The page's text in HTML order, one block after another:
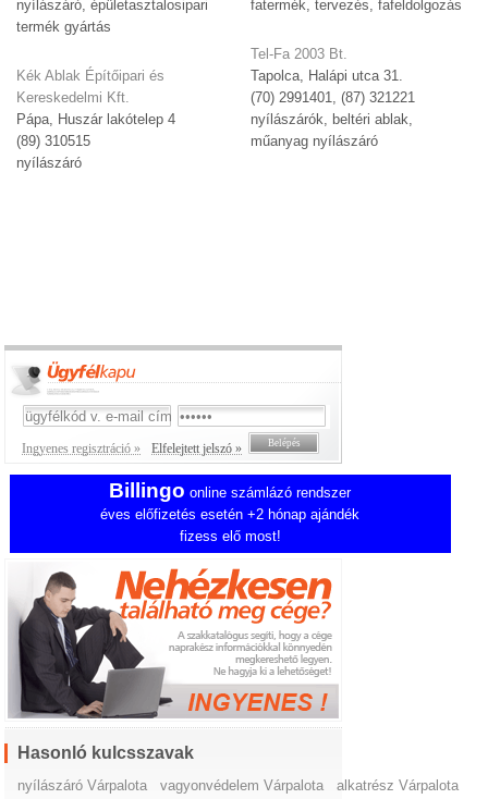
nyílászáró, épületasztalosipari
termék gyártás
Kék Ablak Építőipari és
Kereskedelmi Kft.
Pápa, Huszár lakótelep 4
(89) 310515
nyílászáró
fatermék, tervezés, fafeldolgozás
Tel-Fa 2003 Bt.
Tapolca, Halápi utca 31.
(70) 2991401, (87) 321221
nyílászárók, beltéri ablak,
műanyag nyílászáró
Ingyenes regisztráció » Elfelejtett jelszó »
Billingo online számlázó rendszer
éves előfizetés esetén +2 hónap ajándék
fizess elő most!
Hasonló kulcsszavak
nyílászáró Várpalota vagyonvédelem Várpalota
alkatrész Várpalota